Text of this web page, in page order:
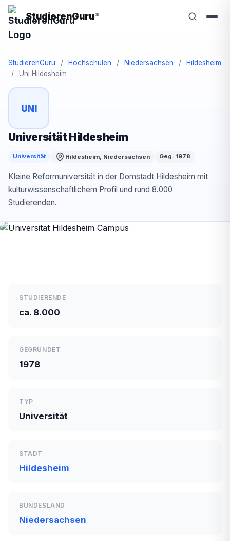
StudierenGuru*
StudierenGuru / Hochschulen / Niedersachsen /
Hildesheim
/
Uni Hildesheim
UNI
Universität Hildesheim
Universität Hildesheim, Niedersachsen Geg. 1978
Kleine Reformuniversität in der Domstadt Hildesheim mit
kulturwissenschaftlichem Profil und rund 8.000
Studierenden.
STUDIERENDE
ca. 8.000
GEGRÜNDET
1978
TYP
Universität
STADT
Hildesheim
BUNDESLAND
Niedersachsen